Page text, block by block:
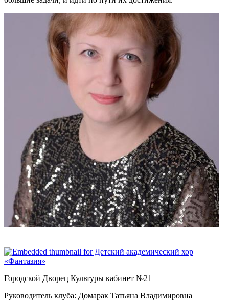
Городской Дворец Культуры кабинет №21
Руководитель клуба: Домарак Татьяна Владимировна